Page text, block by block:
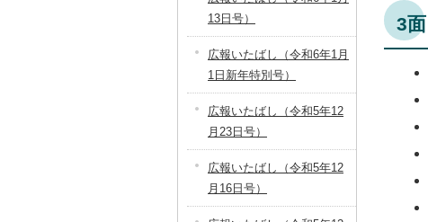
3面
13日号）
広報いたばし（令和6年1月
1日新年特別号）
広報いたばし（令和5年12
月23日号）
広報いたばし（令和5年12
月16日号）